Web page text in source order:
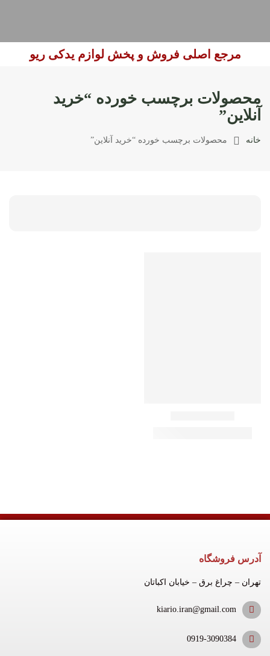
مرجع اصلی فروش و پخش لوازم یدکی ریو
محصولات برچسب خورده “خرید
آنلاین”
خانه محصولات برچسب خورده “خرید آنلاین”
آدرس فروشگاه
تهران – چراغ برق – خیابان اکباتان
kiario.iran@gmail.com
0919-3090384